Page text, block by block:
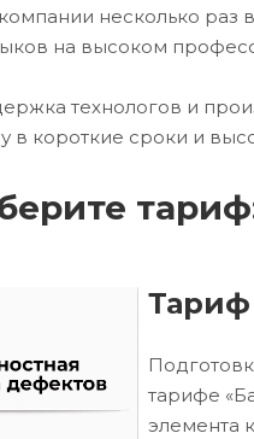
несколько раз
на высоком
технологов и
короткие сроки и
Тариф
тарифе
элемента